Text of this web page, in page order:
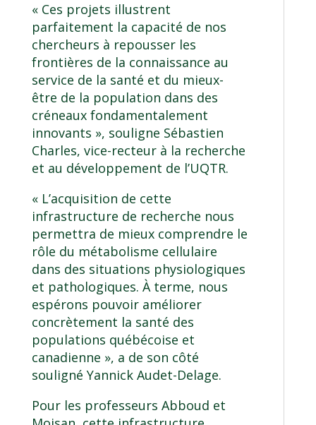
« Ces projets illustrent
parfaitement la capacité de nos
chercheurs à repousser les
frontières de la connaissance au
service de la santé et du mieux-
être de la population dans des
créneaux fondamentalement
innovants », souligne Sébastien
Charles, vice-recteur à la recherche
et au développement de l’UQTR.
« L’acquisition de cette
infrastructure de recherche nous
permettra de mieux comprendre le
rôle du métabolisme cellulaire
dans des situations physiologiques
et pathologiques. À terme, nous
espérons pouvoir améliorer
concrètement la santé des
populations québécoise et
canadienne », a de son côté
souligné Yannick Audet-Delage.
Pour les professeurs Abboud et